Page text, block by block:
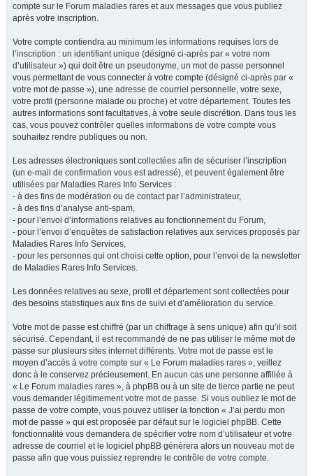
compte sur le Forum maladies rares et aux messages que vous publiez
après votre inscription.
Votre compte contiendra au minimum les informations requises lors de
l’inscription : un identifiant unique (désigné ci-après par « votre nom
d’utilisateur ») qui doit être un pseudonyme, un mot de passe personnel
vous permettant de vous connecter à votre compte (désigné ci-après par «
votre mot de passe »), une adresse de courriel personnelle, votre sexe,
votre profil (personne malade ou proche) et votre département. Toutes les
autres informations sont facultatives, à votre seule discrétion. Dans tous les
cas, vous pouvez contrôler quelles informations de votre compte vous
souhaitez rendre publiques ou non.
Les adresses électroniques sont collectées afin de sécuriser l’inscription
(un e-mail de confirmation vous est adressé), et peuvent également être
utilisées par Maladies Rares Info Services :
- à des fins de modération ou de contact par l’administrateur,
- à des fins d’analyse anti-spam,
- pour l’envoi d’informations relatives au fonctionnement du Forum,
- pour l’envoi d’enquêtes de satisfaction relatives aux services proposés par
Maladies Rares Info Services,
- pour les personnes qui ont choisi cette option, pour l’envoi de la newsletter
de Maladies Rares Info Services.
Les données relatives au sexe, profil et département sont collectées pour
des besoins statistiques aux fins de suivi et d’amélioration du service.
Votre mot de passe est chiffré (par un chiffrage à sens unique) afin qu’il soit
sécurisé. Cependant, il est recommandé de ne pas utiliser le même mot de
passe sur plusieurs sites internet différents. Votre mot de passe est le
moyen d’accès à votre compte sur « Le Forum maladies rares », veillez
donc à le conservez précieusement. En aucun cas une personne affiliée à
« Le Forum maladies rares », à phpBB ou à un site de tierce partie ne peut
vous demander légitimement votre mot de passe. Si vous oubliez le mot de
passe de votre compte, vous pouvez utiliser la fonction « J’ai perdu mon
mot de passe » qui est proposée par défaut sur le logiciel phpBB. Cette
fonctionnalité vous demandera de spécifier votre nom d’utilisateur et votre
adresse de courriel et le logiciel phpBB générera alors un nouveau mot de
passe afin que vous puissiez reprendre le contrôle de votre compte.